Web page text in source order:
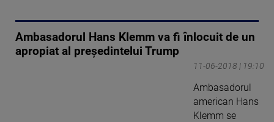
Ambasadorul Hans Klemm va fi înlocuit de un
apropiat al preşedintelui Trump
11-06-2018 | 19:10
Ambasadorul
american Hans
Klemm se